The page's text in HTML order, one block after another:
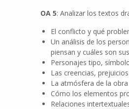
OA 5: Analizar los textos
El conflicto y qué
Un análisis de los
piensan y cuáles son
Personajes tipo,
Las creencias,
La atmósfera de la
Cómo los elementos
Relaciones